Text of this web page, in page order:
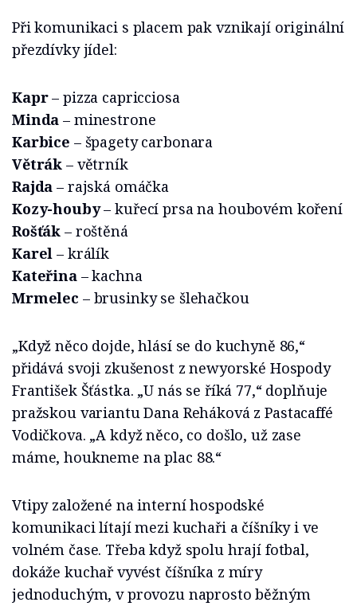
Při komunikaci s placem pak vznikají originální
přezdívky jídel:
Kapr– pizza capricciosa
Minda – minestrone
Karbice – špagety carbonara
Větrák – větrník
Rajda – rajská omáčka
Kozy-houby– kuřecí prsa na houbovém koření
Rošťák – roštěná
Karel – králík
Kateřina– kachna
Mrmelec – brusinky se šlehačkou
„Když něco dojde, hlásí se do kuchyně 86,“
přidává svoji zkušenost z newyorské Hospody
František Šťástka. „U nás se říká 77,“ doplňuje
pražskou variantu Dana Reháková z Pastacaffé
Vodičkova. „A když něco, co došlo, už zase
máme, houkneme na plac 88.“
Vtipy založené na interní hospodské
komunikaci lítají mezi kuchaři a číšníky i ve
volném čase. Třeba když spolu hrají fotbal,
dokáže kuchař vyvést číšníka z míry
jednoduchým, v provozu naprosto běžným